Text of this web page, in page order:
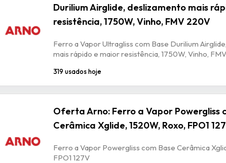
Durilium Airglide, deslizamento mais
resistência, 1750W, Vinho, FMV 220V
Ferro a Vapor Ultragliss com Base Durilium
mais rápido e maior resistência, 1750W, Vinho,
319 usados hoje
Oferta Arno: Ferro a Vapor Powergliss
Cerâmica Xglide, 1520W, Roxo, FPO1
Ferro a Vapor Powergliss com Base Cerâmica
FPO1 127V